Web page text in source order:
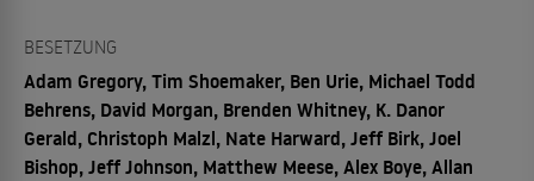
BESETZUNG
Adam Gregory, Tim Shoemaker, Ben Urie, Michael Todd
Behrens, David Morgan, Brenden Whitney, K. Danor
Gerald, Christoph Malzl, Nate Harward, Jeff Birk, Joel
Bishop, Jeff Johnson, Matthew Meese, Alex Boye, Allan